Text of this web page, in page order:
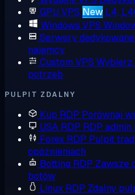
GPU VPS New L4,
Windows VPS
Serwery dedykowane
najemcy
Custom VPS Wybierz
potrzeb
PULPIT ZDALNY
Kup RDP Porównaj
USA RDP RDP
Forex RDP Pulpit
opóźnieniach
Botting RDP Zawsze
botów
Linux RDP Zdalny